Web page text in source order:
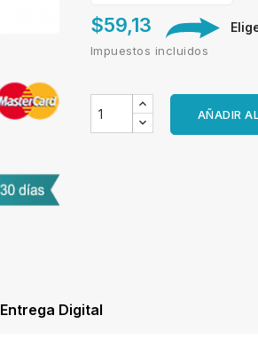
$59,13 Elige
Impuestos incluidos
AÑADIR
Entrega Digital